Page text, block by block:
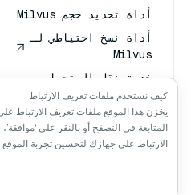
أداة تحديد حجم Milvus
أداة نسخ احتياطي لـ
Milvus
خدمة نقل المتجهات
(VTS)
باحث عميق
سياق كلود كلود
كيف نستخدم ملفات تعريف الارتباط
يخزن هذا الموقع ملفات تعريف الارتباط
المتابعة في التصفح أو بالنقر على
الارتباط على جهازك لتحسين تجربة الموقع